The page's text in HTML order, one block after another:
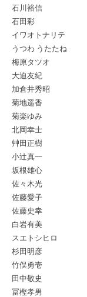
石川裕信
石田彩
イワオトナリテ
うつわ うたたね
梅原タツオ
大迫友紀
加倉井秀昭
菊地遥香
菊楽ゆみ
北岡幸士
艸田正樹
小辻真一
坂根雄心
佐々木光
佐藤愛子
佐藤史幸
白岩有美
スエトシヒロ
杉田明彦
竹俣勇壱
田中敬史
冨樫孝男